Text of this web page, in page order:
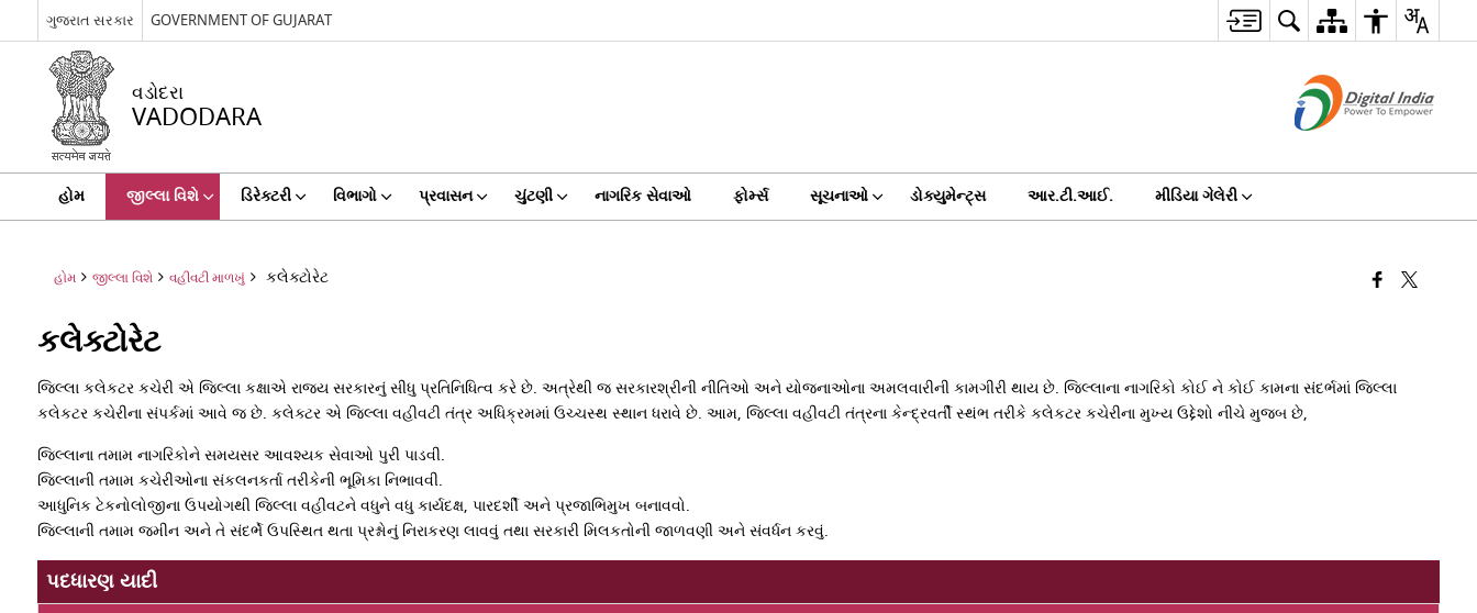
ગુજરાત સરકાર GOVERNMENT OF GUJARAT
વડોદરા
VADODARA
હોમ જીલ્લા વિશે ડિરેક્ટરી વિભાગો પ્રવાસન ચુંટણી નાગરિક સેવાઓ ફોર્મ્સ સૂચનાઓ ડોક્યુમેન્ટ્સ આર.ટી.આઈ. મીડિયા ગેલેરી
હોમ જીલ્લા વિશે વહીવટી માળખું કલેક્ટોરેટ
કલેક્ટોરેટ
જિલ્લા કલેકટર કચેરી એ જિલ્લા કક્ષાએ રાજય સરકારનું સીધુ પ્રતિનિધિત્વ કરે છે. અત્રેથી જ સરકારશ્રીની નીતિઓ અને યોજનાઓના અમલવારીની કામગીરી થાય છે. જિલ્લાના નાગરિકો કોઈ ને કોઈ કામના સંદર્ભમાં જિલ્લા
કલેકટર કચેરીના સંપર્કમાં આવે જ છે. કલેક્ટર એ જિલ્લા વહીવટી તંત્ર અધિક્રમમાં ઉચ્ચસ્થ સ્થાન ધરાવે છે. આમ, જિલ્લા વહીવટી તંત્રના કેન્દ્રવર્તી સ્થંભ તરીકે કલેકટર કચેરીના મુખ્ય ઉદ્દેશો નીચે મુજબ છે,
જિલ્લાના તમામ નાગરિકોને સમયસર આવશ્યક સેવાઓ પુરી પાડવી.
જિલ્લાની તમામ કચેરીઓના સંકલનકર્તા તરીકેની ભૂમિકા નિભાવવી.
આધુનિક ટેકનોલોજીના ઉપયોગથી જિલ્લા વહીવટને વધુને વધુ કાર્યદક્ષ, પારદર્શી અને પ્રજાભિમુખ બનાવવો.
જિલ્લાની તમામ જમીન અને તે સંદર્ભે ઉપસ્થિત થતા પ્રશ્નોનું નિરાકરણ લાવવું તથા સરકારી મિલકતોની જાળવણી અને સંવર્ધન કરવું.
પદધારણ યાદી